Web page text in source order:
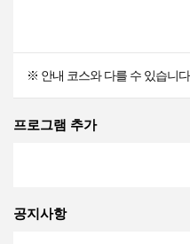
※ 안내 코스와 다를 수 있습니
프로그램 추가
공지사항